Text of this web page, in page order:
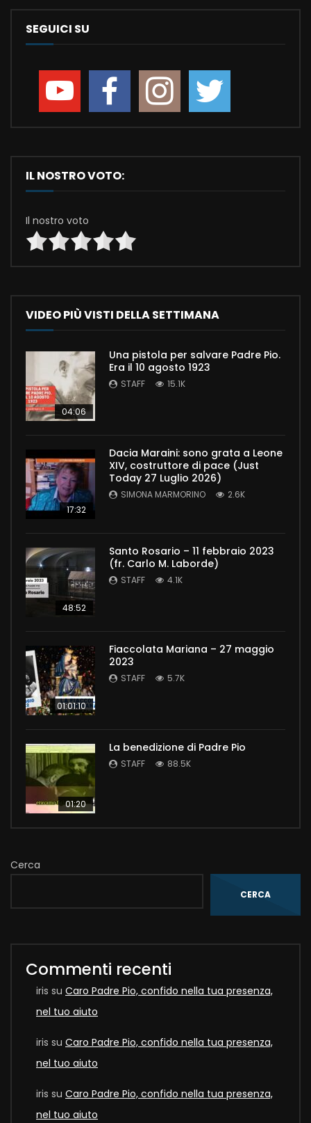
SEGUICI SU
IL NOSTRO VOTO:
Il nostro voto
VIDEO PIÙ VISTI DELLA SETTIMANA
04:06
Una pistola per salvare Padre Pio.
Era il 10 agosto 1923
STAFF 15.1K
17:32
Dacia Maraini: sono grata a Leone
XIV, costruttore di pace (Just
Today 27 Luglio 2026)
SIMONA MARMORINO 2.6K
48:52
Santo Rosario – 11 febbraio 2023
(fr. Carlo M. Laborde)
STAFF 4.1K
01:01:10
Fiaccolata Mariana – 27 maggio
2023
STAFF 5.7K
01:20
La benedizione di Padre Pio
STAFF 88.5K
Cerca
CERCA
Commenti recenti
iris su Caro Padre Pio, confido nella tua presenza,
nel tuo aiuto
iris su Caro Padre Pio, confido nella tua presenza,
nel tuo aiuto
iris su Caro Padre Pio, confido nella tua presenza,
nel tuo aiuto